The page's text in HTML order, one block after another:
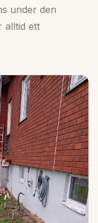
under den
alltid ett